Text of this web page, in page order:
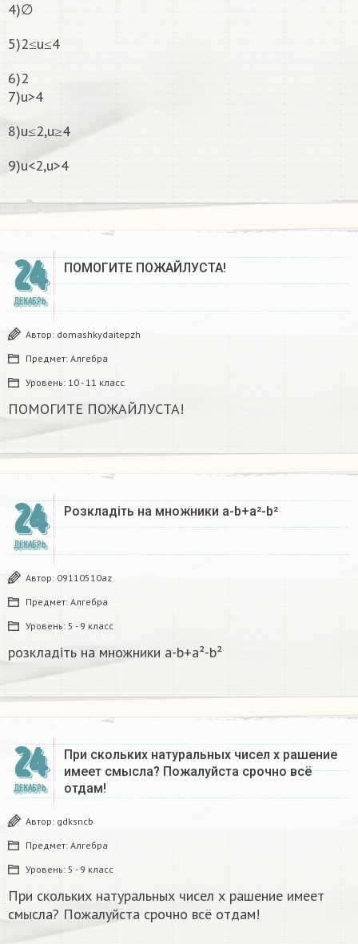
4)∅
5)2≤u≤4
6)2
7)u>4
8)u≤2,u≥4
9)u<2,u>4
24
ДЕКАБРЬ
ПОМОГИТЕ ПОЖАЙЛУСТА!
Автор: domashkydaitepzh
Предмет: Алгебра
Уровень: 10 - 11 класс
ПОМОГИТЕ ПОЖАЙЛУСТА!
24
ДЕКАБРЬ
Розкладіть на множники а-b+a²-b²​
Автор: 09110510az
Предмет: Алгебра
Уровень: 5 - 9 класс
розкладіть на множники а-b+a²-b²​
24
ДЕКАБРЬ
При скольких натуральных чисел х рашение
имеет смысла? Пожалуйста срочно всё
отдам!
Автор: gdksncb
Предмет: Алгебра
Уровень: 5 - 9 класс
При скольких натуральных чисел х рашение имеет
смысла? Пожалуйста срочно всё отдам!